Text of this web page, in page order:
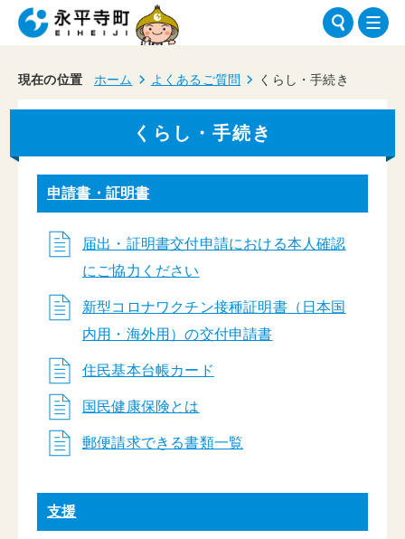
現在の位置 ホーム よくあるご質問 くらし・手続き
くらし・手続き
申請書・証明書
届出・証明書交付申請における本人確認
にご協力ください
新型コロナワクチン接種証明書（日本国
内用・海外用）の交付申請書
住民基本台帳カード
国民健康保険とは
郵便請求できる書類一覧
支援